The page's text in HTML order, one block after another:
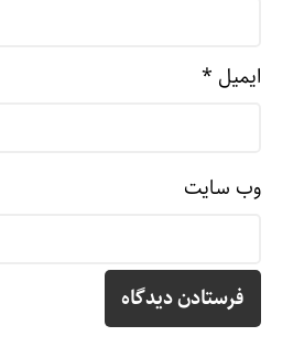
ایمیل *
وب‌ سایت